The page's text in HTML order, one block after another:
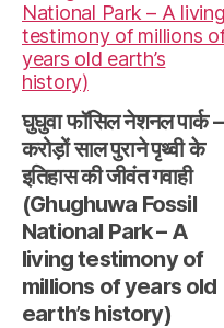
घुघुवा फॉसिल नेशनल पार्क –
करोड़ों साल पुराने पृथ्वी के
इतिहास की जीवंत गवाही
(Ghughuwa Fossil
National Park – A
living testimony of
millions of years old
earth’s history)